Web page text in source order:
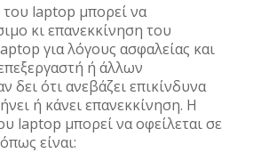
laptop μπορεί να
κι επανεκκίνηση του
για λόγους ασφαλείας και
ή άλλων
δει ότι ανεβάζει επικίνδυνα
ή κάνει επανεκκίνηση. Η
laptop μπορεί να οφείλεται σε
είναι: